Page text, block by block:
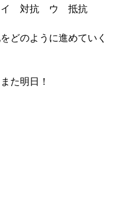
　対抗　ウ　抵抗
どのように進めていく
た明日！